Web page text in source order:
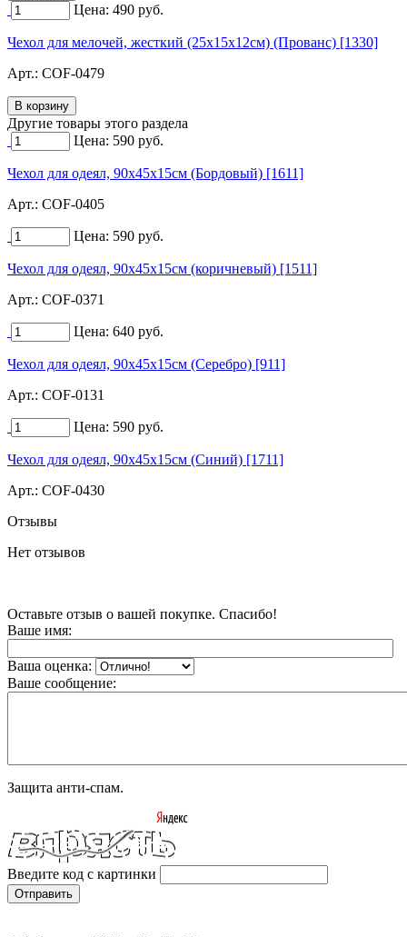
Цена: 490 руб.
Чехол для мелочей, жесткий (25х15х12см) (Прованс) [1330]
Арт.: COF-0479
Другие товары этого раздела
Цена: 590 руб.
Чехол для одеял, 90х45х15см (Бордовый) [1611]
Арт.: COF-0405
Цена: 590 руб.
Чехол для одеял, 90х45х15см (коричневый) [1511]
Арт.: COF-0371
Цена: 640 руб.
Чехол для одеял, 90х45х15см (Серебро) [911]
Арт.: COF-0131
Цена: 590 руб.
Чехол для одеял, 90х45х15см (Синий) [1711]
Арт.: COF-0430
Отзывы
Нет отзывов
Оставьте отзыв о вашей покупке. Спасибо!
Ваше имя:
Ваша оценка:
Ваше сообщение:
Защита анти-спам.
Введите код с картинки